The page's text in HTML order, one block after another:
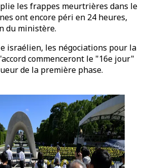
les frappes meurtrières dans le
ont encore péri en 24 heures,
du ministère.
israélien, les négociations pour la
commenceront le "16e jour"
de la première phase.